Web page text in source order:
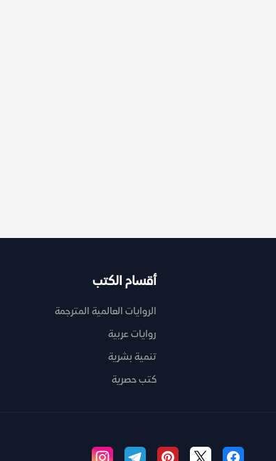
أقسام الكتب
الروايات العالمية المترجمة
روايات عربية
تنمية بشرية
كتب حصرية